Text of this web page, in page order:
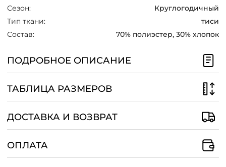
Сезон:
Круглогодичный
Тип ткани:
тиси
Состав:
70% полиэстер, 30% хлопок
ПОДРОБНОЕ ОПИСАНИЕ
ТАБЛИЦА РАЗМЕРОВ
ДОСТАВКА И ВОЗВРАТ
ОПЛАТА